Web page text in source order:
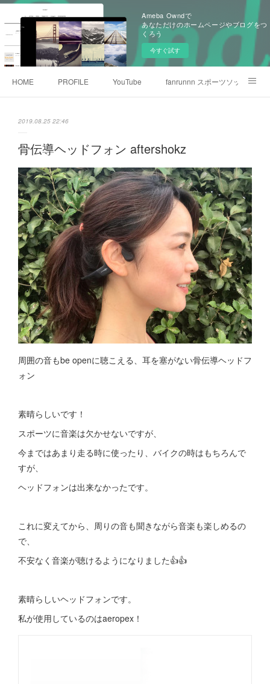
Ameba Owndで
あなただけのホームページやブログをつ
くろう
今すぐ試す
HOME PROFILE YouTube fanrunnn スポーツソックス
2019.08.25 22:46
骨伝導ヘッドフォン aftershokz
周囲の音もbe openに聴こえる、耳を塞がない骨伝導ヘッドフ
ォン
素晴らしいです！
スポーツに音楽は欠かせないですが、
今まではあまり走る時に使ったり、バイクの時はもちろんで
すが、
ヘッドフォンは出来なかったです。
これに変えてから、周りの音も聞きながら音楽も楽しめるの
で、
不安なく音楽が聴けるようになりました👍👍
素晴らしいヘッドフォンです。
私が使用しているのはaeropex！